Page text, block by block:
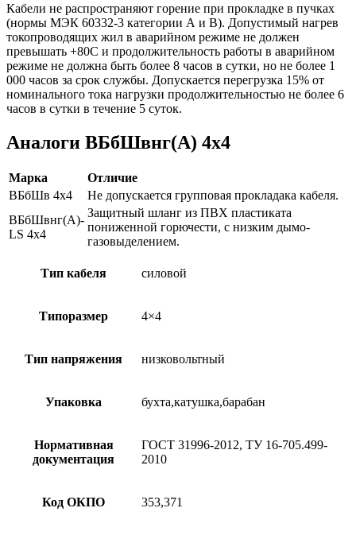
Кабели не распространяют горение при прокладке в пучках
(нормы МЭК 60332-3 категории А и В). Допустимый нагрев
токопроводящих жил в аварийном режиме не должен
превышать +80С и продолжительность работы в аварийном
режиме не должна быть более 8 часов в сутки, но не более 1
000 часов за срок службы. Допускается перегрузка 15% от
номинального тока нагрузки продолжительностью не более 6
часов в сутки в течение 5 суток.
Аналоги ВБбШвнг(А) 4х4
Марка
Отличие
ВБбШв 4х4
Не допускается групповая прокладака кабеля.
ВБбШвнг(А)-
LS 4х4
Защитный шланг из ПВХ пластиката
пониженной горючести, с низким дымо-
газовыделением.
Тип кабеля силовой
Типоразмер 4×4
Тип напряжения низковольтный
Упаковка бухта,катушка,барабан
Нормативная
документация
ГОСТ 31996-2012, ТУ 16-705.499-
2010
Код ОКПО 353,371